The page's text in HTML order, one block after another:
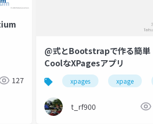
127
@式とBootstrapで作る簡単
CoolなXPagesアプリ
xpages xpage
t_rf900